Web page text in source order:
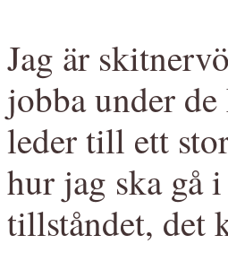
Jag är
jobba under
leder till ett
hur jag ska gå
tillståndet, det